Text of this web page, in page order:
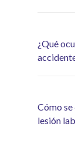
¿Qué
Cómo
lesión